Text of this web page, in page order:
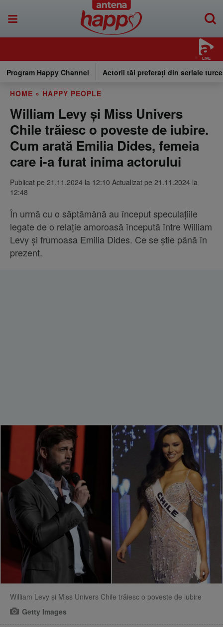
LIVE
Program Happy Channel Actorii tăi preferați din seriale
HOME » HAPPY PEOPLE
William Levy și Miss Univers
Chile trăiesc o poveste de iubire.
Cum arată Emilia Dides, femeia
care i-a furat inima actorului
Publicat pe 21.11.2024 la 12:10 Actualizat pe 21.11.2024 la
12:48
În urmă cu o săptămână au început speculațiile
legate de o relație amoroasă începută între William
Levy și frumoasa Emilia Dides. Ce se știe până în
prezent.
William Levy și Miss Univers Chile trăiesc o poveste de iubire
Getty Images